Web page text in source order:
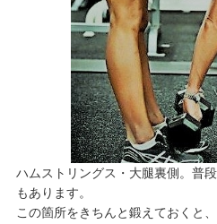
ハムストリングス・大腿裏側。普
もあります。
この箇所をきちんと鍛えておくと